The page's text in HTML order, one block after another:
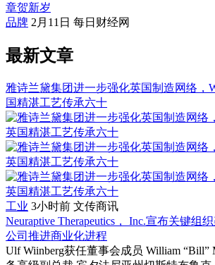
章贺新岁
品牌 2月11日 每日财经网
最新文章
雅诗兰黛集团进一步强化英国制造网络，
国精湛工艺传承六十
工业 3小时前 文传商讯
Neuraptive Therapeutics， Inc.宣布关键组
公司推进商业化进程
Ulf Wiinberg获任董事会成员 William “Bill”